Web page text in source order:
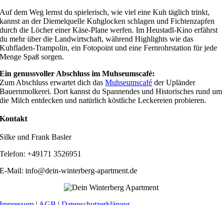
Auf dem Weg lernst du spielerisch, wie viel eine Kuh täglich trinkt,
kannst an der Diemelquelle Kuhglocken schlagen und Fichtenzapfen
durch die Löcher einer Käse-Plane werfen. Im Heustadl-Kino erfährst
du mehr über die Landwirtschaft, während Highlights wie das
Kuhfladen-Trampolin, ein Fotopoint und eine Fernrohrstation für jede
Menge Spaß sorgen.
Ein genussvoller Abschluss im Muhseumscafé:
Zum Abschluss erwartet dich dasMuhseumscafé der Upländer
Bauernmolkerei. Dort kannst du Spannendes und Historisches rund um
die Milch entdecken und natürlich köstliche Leckereien probieren.
Kontakt
Silke und Frank Basler
Telefon: +49171 3526951
E-Mail: info@dein-winterberg-apartment.de